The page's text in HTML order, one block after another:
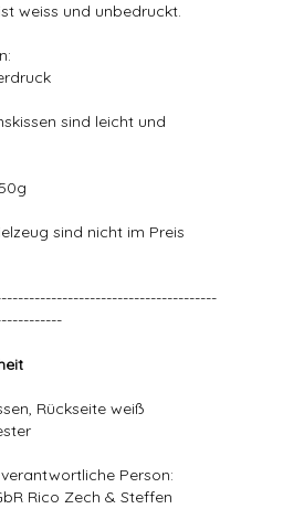
weiss und unbedruckt.
sind leicht und
sind nicht im Preis
Rückseite weiß
Person:
Rico Zech & Steffen